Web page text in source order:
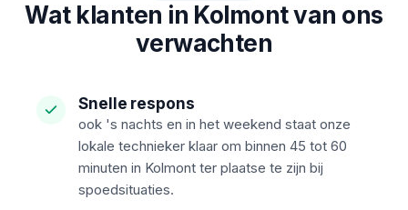
Wat klanten in Kolmont van ons
verwachten
Snelle respons
ook 's nachts en in het weekend staat onze
lokale technieker klaar om binnen 45 tot 60
minuten in Kolmont ter plaatse te zijn bij
spoedsituaties.